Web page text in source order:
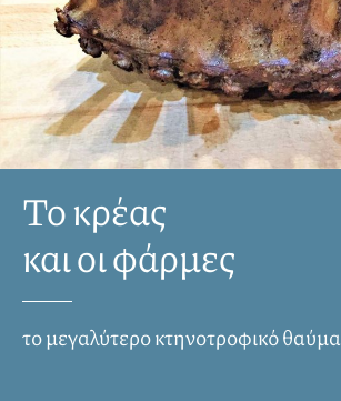
Το κρέας
και οι φάρμες
το μεγαλύτερο κτηνοτροφικό θαύμα